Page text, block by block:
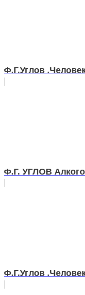
Ф.Г.Углов
Ф.Г. УГЛОВ
Ф.Г.Углов